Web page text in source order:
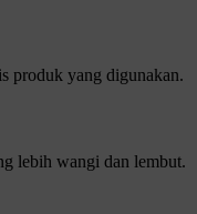
produk yang digunakan.
lebih wangi dan lembut.